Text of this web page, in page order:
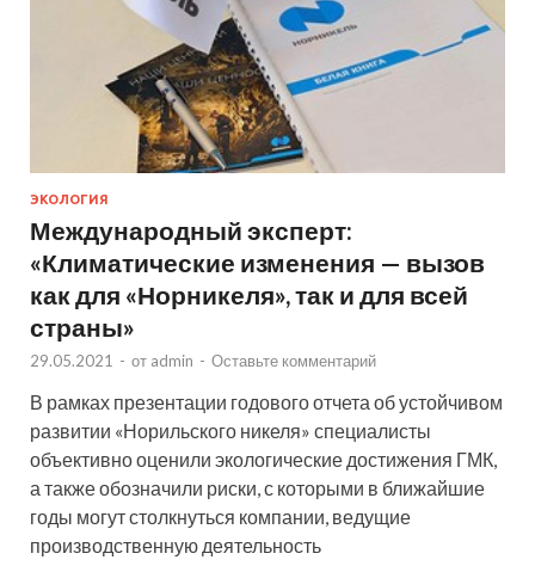
ЭКОЛОГИЯ
Международный эксперт:
«Климатические изменения — вызов
как для «Норникеля», так и для всей
страны»
29.05.2021 - от admin - Оставьте комментарий
В рамках презентации годового отчета об устойчивом
развитии «Норильского никеля» специалисты
объективно оценили экологические достижения ГМК,
а также обозначили риски, с которыми в ближайшие
годы могут столкнуться компании, ведущие
производственную деятельность